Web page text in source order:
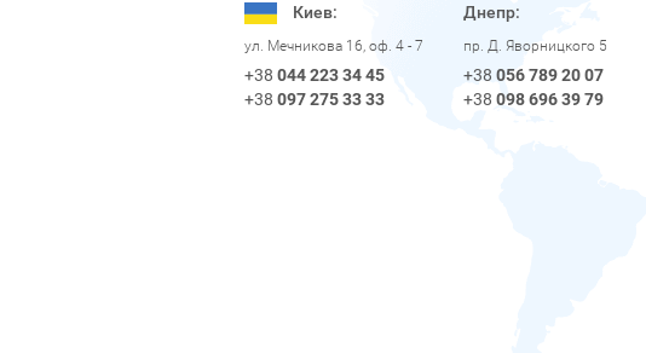
Киев:
ул. Мечникова 16, оф. 4 - 7
+38 044 223 34 45
+38 097 275 33 33
Днепр:
пр. Д. Яворницкого 5
+38 056 789 20 07
+38 098 696 39 79